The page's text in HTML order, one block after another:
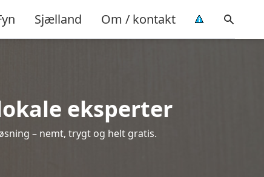
Sjælland Om / kontakt
eksperter
– nemt, trygt og helt gratis.